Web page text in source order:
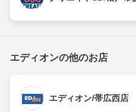
エディオンの他のお店
エディオン/帯広西店